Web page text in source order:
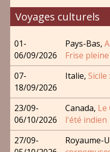
Voyages culturels
01-
06/09/2026
Pays-Bas,
Frise
07-
18/09/2026
Italie, Sicile
23/09-
06/10/2026
Canada, Le
l'été indien
27/09-
Royaume-